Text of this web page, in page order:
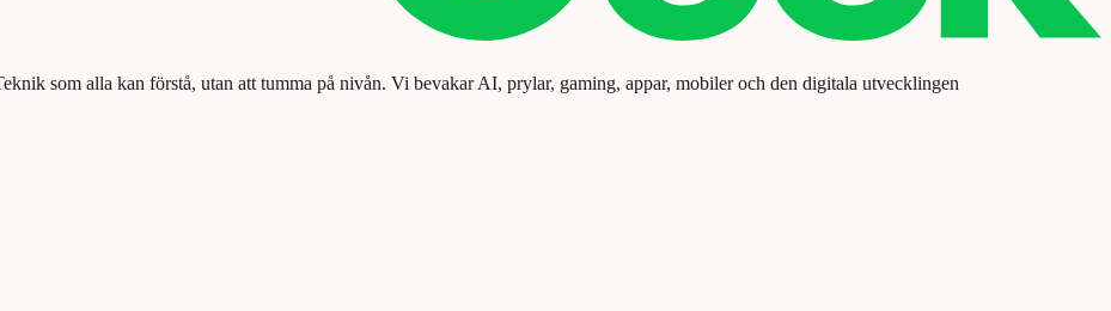
som alla kan förstå, utan att tumma på nivån. Vi bevakar AI, prylar, gaming, appar, mobiler och den digitala utvecklingen